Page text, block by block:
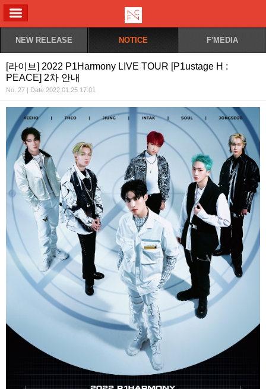
NEW RELEASE NOTICE F'MEDIA
[라이브] 2022 P1Harmony LIVE TOUR [P1ustage H :
PEACE] 2차 안내
No. 27 | Date 2022.01.25 17:01